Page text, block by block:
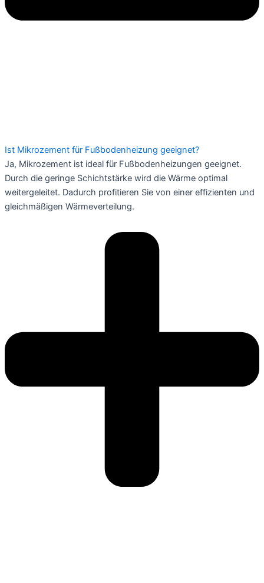
Ist Mikrozement für Fußbodenheizung geeignet?
Ja, Mikrozement ist ideal für Fußbodenheizungen geeignet.
Durch die geringe Schichtstärke wird die Wärme optimal
weitergeleitet. Dadurch profitieren Sie von einer effizienten und
gleichmäßigen Wärmeverteilung.